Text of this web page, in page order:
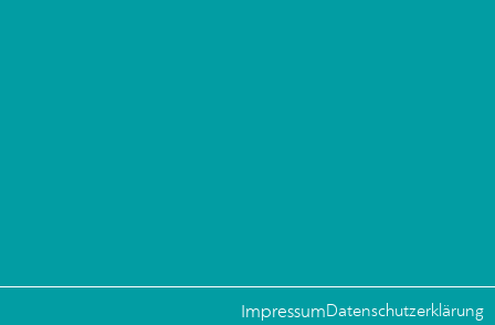
Datenschutzerklärung
Impressum